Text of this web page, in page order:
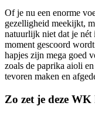
Of je nu een enorme
gezelligheid meekijkt,
natuurlijk niet dat je nét
moment gescoord
hapjes zijn mega goed
zoals de paprika aioli
tevoren maken en
Zo zet je deze